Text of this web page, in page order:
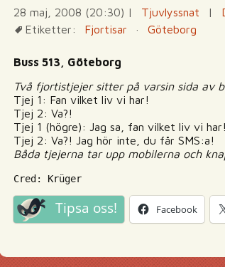
28 maj, 2008 (20:30) | Tjuvlyssnat |
Etiketter:
Fjortisar · Göteborg
Buss 513, Göteborg
Två fjortistjejer sitter på varsin sida av
Tjej 1: Fan vilket liv vi har!
Tjej 2: Va?!
Tjej 1 (högre): Jag sa, fan vilket liv vi har!
Tjej 2: Va?! Jag hör inte, du får SMS:a!
Båda tjejerna tar upp mobilerna och
Cred: Krüger
Tipsa oss! Facebook